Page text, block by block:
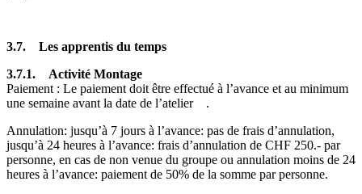
3.7. Les apprentis du temps
3.7.1. Activité Montage
Paiement : Le paiement doit être effectué à l’avance et au minimum
une semaine avant la date de l’atelier .
Annulation: jusqu’à 7 jours à l’avance: pas de frais d’annulation,
jusqu’à 24 heures à l’avance: frais d’annulation de CHF 250.- par
personne, en cas de non venue du groupe ou annulation moins de 24
heures à l’avance: paiement de 50% de la somme par personne.